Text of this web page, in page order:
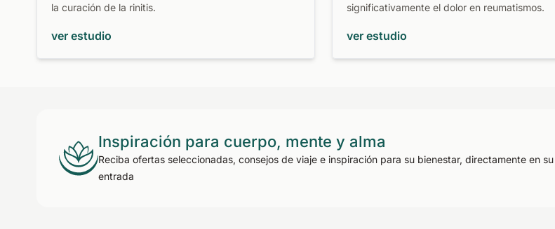
la curación de la rinitis.
ver estudio
significativamente el dolor en reumatismos.
ver estudio
Inspiración para cuerpo, mente y alma
Reciba ofertas seleccionadas, consejos de viaje e inspiración para su bienestar, directamente en
entrada